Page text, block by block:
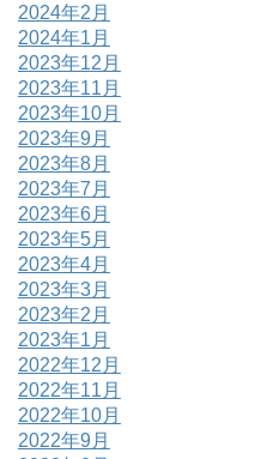
2024年2月
2024年1月
2023年12月
2023年11月
2023年10月
2023年9月
2023年8月
2023年7月
2023年6月
2023年5月
2023年4月
2023年3月
2023年2月
2023年1月
2022年12月
2022年11月
2022年10月
2022年9月